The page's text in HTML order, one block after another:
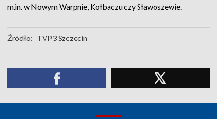
m.in. w Nowym Warpnie, Kołbaczu czy Sławoszewie.
Źródło: TVP3 Szczecin